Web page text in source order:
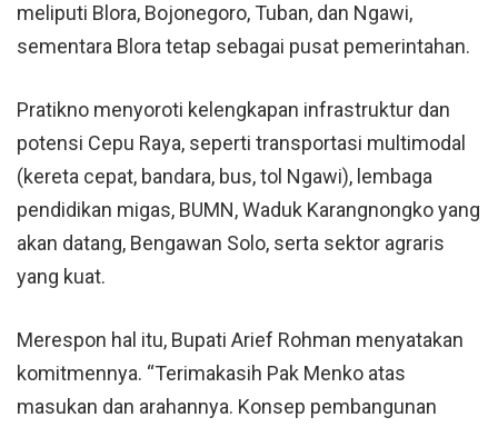
meliputi Blora, Bojonegoro, Tuban, dan Ngawi,
sementara Blora tetap sebagai pusat pemerintahan.
Pratikno menyoroti kelengkapan infrastruktur dan
potensi Cepu Raya, seperti transportasi multimodal
(kereta cepat, bandara, bus, tol Ngawi), lembaga
pendidikan migas, BUMN, Waduk Karangnongko yang
akan datang, Bengawan Solo, serta sektor agraris
yang kuat.
Merespon hal itu, Bupati Arief Rohman menyatakan
komitmennya. “Terimakasih Pak Menko atas
masukan dan arahannya. Konsep pembangunan